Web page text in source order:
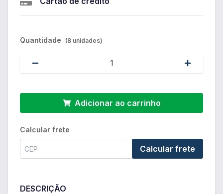
Quantidade (8 unidades)
Adicionar ao carrinho
Calcular frete
Calcular frete
DESCRIÇÃO